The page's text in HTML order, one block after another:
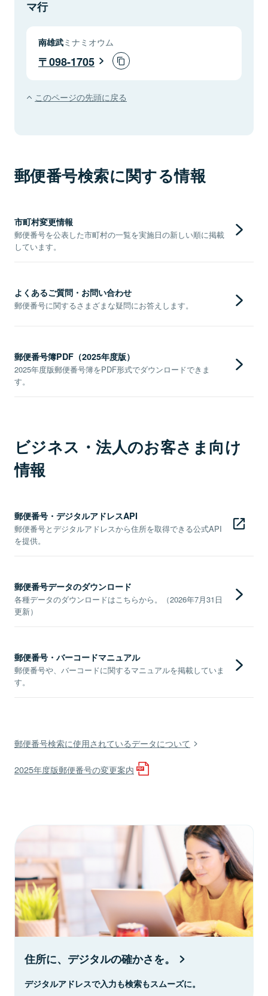
マ行
南雄武ミナミオウム
098-1705
このページの先頭に戻る
郵便番号検索に関する情報
市町村変更情報
郵便番号を公表した市町村の一覧を実施日の新しい順に掲載
しています。
よくあるご質問・お問い合わせ
郵便番号に関するさまざまな疑問にお答えします。
郵便番号簿PDF（2025年度版）
2025年度版郵便番号簿をPDF形式でダウンロードできま
す。
ビジネス・法人のお客さま向け
情報
郵便番号・デジタルアドレスAPI
郵便番号とデジタルアドレスから住所を取得できる公式API
を提供。
郵便番号データのダウンロード
各種データのダウンロードはこちらから。（2026年7月31日
更新）
郵便番号・バーコードマニュアル
郵便番号や、バーコードに関するマニュアルを掲載していま
す。
郵便番号検索に使用されているデータについて
2025年度版郵便番号の変更案内
住所に、デジタルの確かさを。
デジタルアドレスで入力も検索もスムーズに。